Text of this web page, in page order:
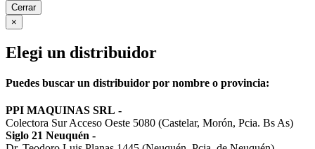
Cerrar
×
Elegi un distribuidor
Puedes buscar un distribuidor por nombre o provincia:
PPI MAQUINAS SRL -
Colectora Sur Acceso Oeste 5080 (Castelar, Morón, Pcia. Bs As)
Siglo 21 Neuquén -